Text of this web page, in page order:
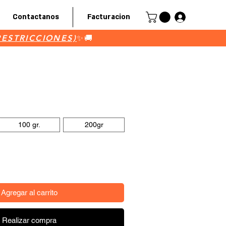
Contactanos Facturacion
✨🚚
de oferta
100 gr. 200gr
Agregar al carrito
Realizar compra